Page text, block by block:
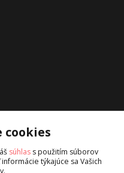
cookies
súhlas s použitím súborov
týkajúce sa Vašich